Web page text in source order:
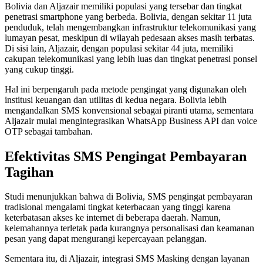
Bolivia dan Aljazair memiliki populasi yang tersebar dan tingkat
penetrasi smartphone yang berbeda. Bolivia, dengan sekitar 11 juta
penduduk, telah mengembangkan infrastruktur telekomunikasi yang
lumayan pesat, meskipun di wilayah pedesaan akses masih terbatas.
Di sisi lain, Aljazair, dengan populasi sekitar 44 juta, memiliki
cakupan telekomunikasi yang lebih luas dan tingkat penetrasi ponsel
yang cukup tinggi.
Hal ini berpengaruh pada metode pengingat yang digunakan oleh
institusi keuangan dan utilitas di kedua negara. Bolivia lebih
mengandalkan SMS konvensional sebagai piranti utama, sementara
Aljazair mulai mengintegrasikan WhatsApp Business API dan voice
OTP sebagai tambahan.
Efektivitas SMS Pengingat Pembayaran
Tagihan
Studi menunjukkan bahwa di Bolivia, SMS pengingat pembayaran
tradisional mengalami tingkat keterbacaan yang tinggi karena
keterbatasan akses ke internet di beberapa daerah. Namun,
kelemahannya terletak pada kurangnya personalisasi dan keamanan
pesan yang dapat mengurangi kepercayaan pelanggan.
Sementara itu, di Aljazair, integrasi SMS Masking dengan layanan